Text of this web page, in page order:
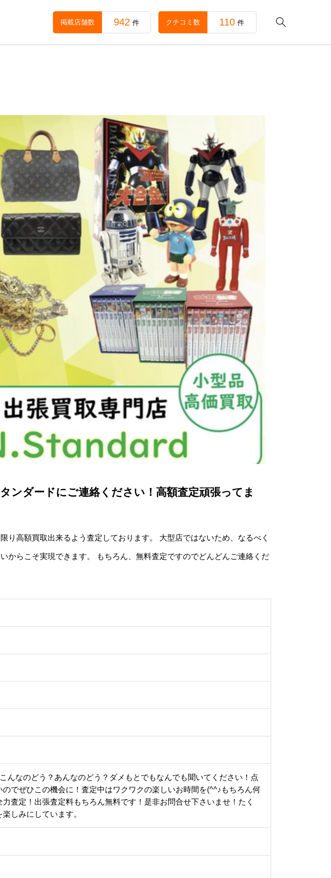

掲載店舗数 942 件 クチコミ数 110 件
ンダードにご連絡ください！高額査定頑張ってま
高額買取出来るよう査定しております。 大型店ではないため、なるべく
からこそ実現できます。 もちろん、無料査定ですのでどんどんご連絡くだ
んなのどう？あんなのどう？ダメもとでもなんでも聞いてください！点
でぜひこの機会に！査定中はワクワクの楽しいお時間を(^^♪もちろん何
査定！出張査定料もちろん無料です！是非お問合せ下さいませ！たく
しみにしています。